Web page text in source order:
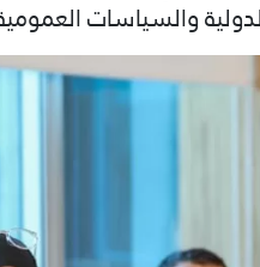
والسياسات